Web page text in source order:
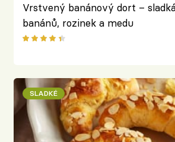
Vrstvený banánový dort –
banánů, rozinek a medu
SLADKÉ